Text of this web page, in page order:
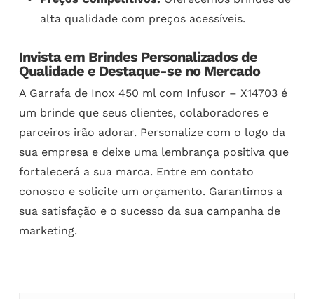
alta qualidade com preços acessíveis.
Invista em Brindes Personalizados de
Qualidade e Destaque-se no Mercado
A Garrafa de Inox 450 ml com Infusor – X14703 é
um brinde que seus clientes, colaboradores e
parceiros irão adorar. Personalize com o logo da
sua empresa e deixe uma lembrança positiva que
fortalecerá a sua marca. Entre em contato
conosco e solicite um orçamento. Garantimos a
sua satisfação e o sucesso da sua campanha de
marketing.